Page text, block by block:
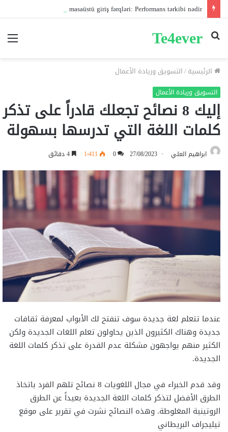
Pin-up mobil və masaüstü giriş fərqləri: Performans tərkibi nədir?
Te4ever
بحث
الرئيسية/التسويق وريادة الأعمال
التسويق وريادة الأعمال
إليك 8 نصائح تجعلك قادراً على تذكر
كلمات اللغة التي تدرسها بسهولة
ابراهيم العلي 27/08/2023
0 1٬411
عندما تتعلم لغة جديدة سوف تنفتح لك الأبواب لمعرفة ثقافات
جديدة وهناك الكثيرون الذين يحاولون تعلم اللغات الجديدة ولكن
الكثير منهم يواجهون مشكلة عدم القدرة على تذكر كلمات اللغة
الجديدة.
وقد قدم الخبراء في مجال اللغويات 8 نصائح تلهم الفرد باتخاذ
الطرق الأفضل لتذكر كلمات اللغة الجديدة بعيداً عن الطرق
الروتينية المغلوطة. وهذه النصائح نشرت في تقرير على موقع
تيليجراف البريطاني